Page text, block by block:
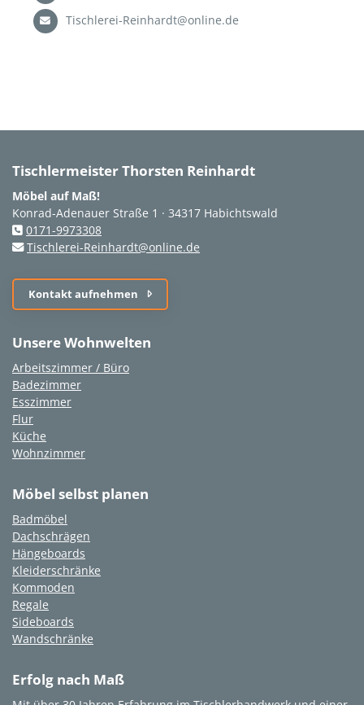
Tischlerei-Reinhardt@online.de
Tischlermeister Thorsten Reinhardt
Möbel auf Maß!
Konrad-Adenauer Straße 1 · 34317 Habichtswald
0171-9973308
Tischlerei-Reinhardt@online.de
Kontakt aufnehmen
Unsere Wohnwelten
Arbeitszimmer / Büro
Badezimmer
Esszimmer
Flur
Küche
Wohnzimmer
Möbel selbst planen
Badmöbel
Dachschrägen
Hängeboards
Kleiderschränke
Kommoden
Regale
Sideboards
Wandschränke
Erfolg nach Maß